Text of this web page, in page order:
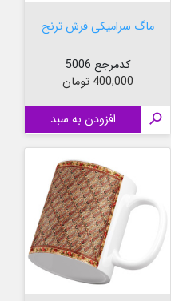
ماگ سرامیکی فرش ترنج
کدمرجع 5006
قیمت
400,000 تومان
 افزودن به سبد